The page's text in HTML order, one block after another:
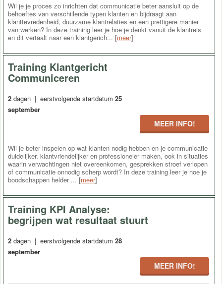
Wil je je proces zo inrichten dat communicatie beter aansluit op de
behoeftes van verschillende typen klanten en bijdraagt aan
klanttevredenheid, duurzame klantrelaties en een prettigere manier
van werken? In deze training leer je hoe je denkt vanuit de klantreis
en dit vertaalt naar een klantgerich... [meer]
Training Klantgericht
Communiceren
2 dagen | eerstvolgende startdatum 25
september
MEER INFO!
Wil je beter inspelen op wat klanten nodig hebben en je communicatie
duidelijker, klantvriendelijker en professioneler maken, ook in situaties
waarin verwachtingen niet overeenkomen, gesprekken stroef verlopen
of communicatie onnodig scherp wordt? In deze training leer je hoe je
boodschappen helder ... [meer]
Training KPI Analyse:
begrijpen wat resultaat stuurt
2 dagen | eerstvolgende startdatum 28
september
MEER INFO!